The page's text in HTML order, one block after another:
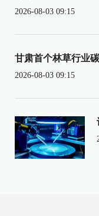
2026-08-03 09:15
甘肃首个林草行业
2026-08-03 09:15